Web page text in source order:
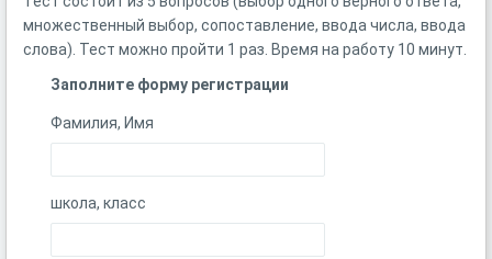
множественный выбор, сопоставление, ввода числа, ввода
слова). Тест можно пройти 1 раз. Время на работу 10 минут.
Заполните форму регистрации
Фамилия, Имя
школа, класс